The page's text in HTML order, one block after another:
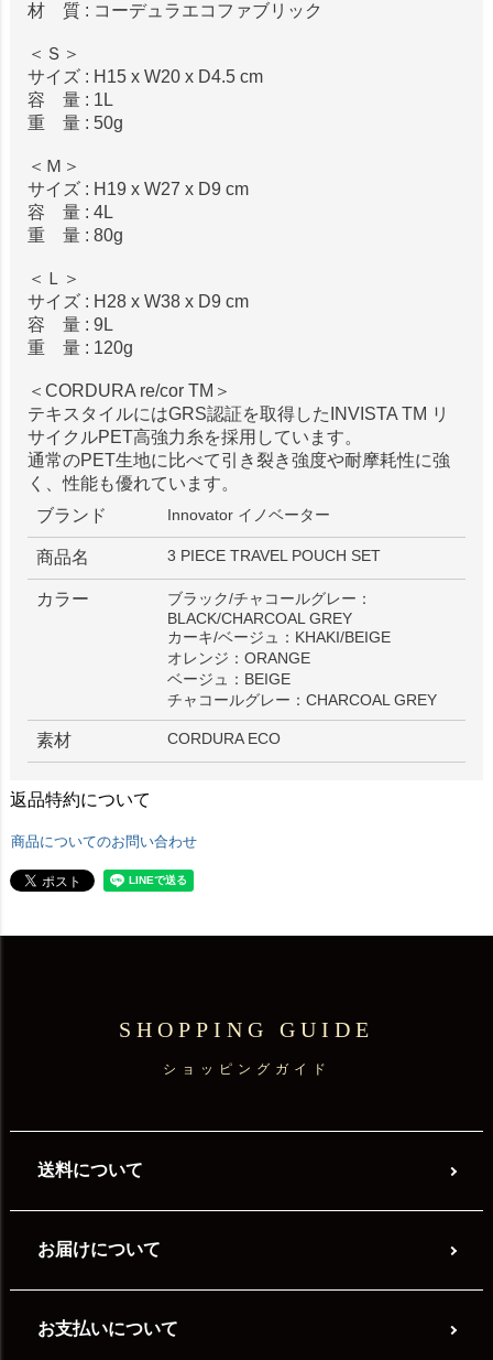
材 質 : コーデュラエコファブリック
＜Ｓ＞
サイズ : H15 x W20 x D4.5 cm
容 量 : 1L
重 量 : 50g
＜Ｍ＞
サイズ : H19 x W27 x D9 cm
容 量 : 4L
重 量 : 80g
＜Ｌ＞
サイズ : H28 x W38 x D9 cm
容 量 : 9L
重 量 : 120g
＜CORDURA re/cor TM＞
テキスタイルにはGRS認証を取得したINVISTA TM リ
サイクルPET高強力糸を採用しています。
通常のPET生地に比べて引き裂き強度や耐摩耗性に強
く、性能も優れています。
ブランド
Innovator イノベーター
商品名 3 PIECE TRAVEL POUCH SET
カラー
ブラック/チャコールグレー：
BLACK/CHARCOAL GREY
カーキ/ベージュ：KHAKI/BEIGE
オレンジ：ORANGE
ベージュ：BEIGE
チャコールグレー：CHARCOAL GREY
素材 CORDURA ECO
返品特約について
商品についてのお問い合わせ
SHOPPING GUIDE
ショッピングガイド
送料について
お届けについて
お支払いについて